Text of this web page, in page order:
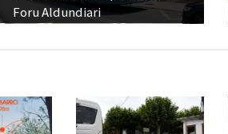
Foru Aldundiari